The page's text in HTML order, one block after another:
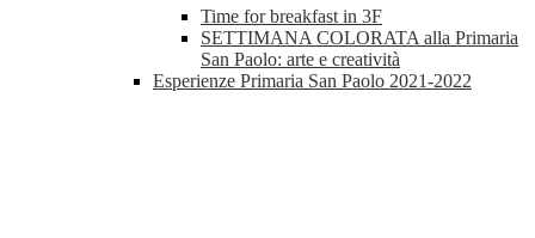
Time for breakfast in 3F
SETTIMANA COLORATA alla Primaria
San Paolo: arte e creatività
Esperienze Primaria San Paolo 2021-2022